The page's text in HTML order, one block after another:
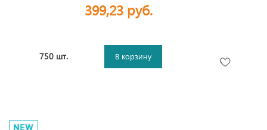
399,23 руб.
750 шт. В корзину